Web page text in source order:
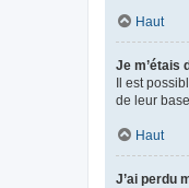
Haut
Je m’étais
Il est
de leur
Haut
J’ai perdu